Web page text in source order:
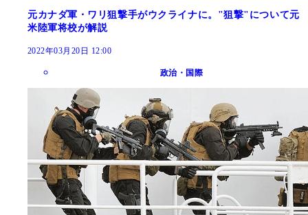
元カナダ軍・ワリ狙撃手がウクライナに。"狙撃"について元
米陸軍将校が解説
2022年03月20日 12:00
政治・国際